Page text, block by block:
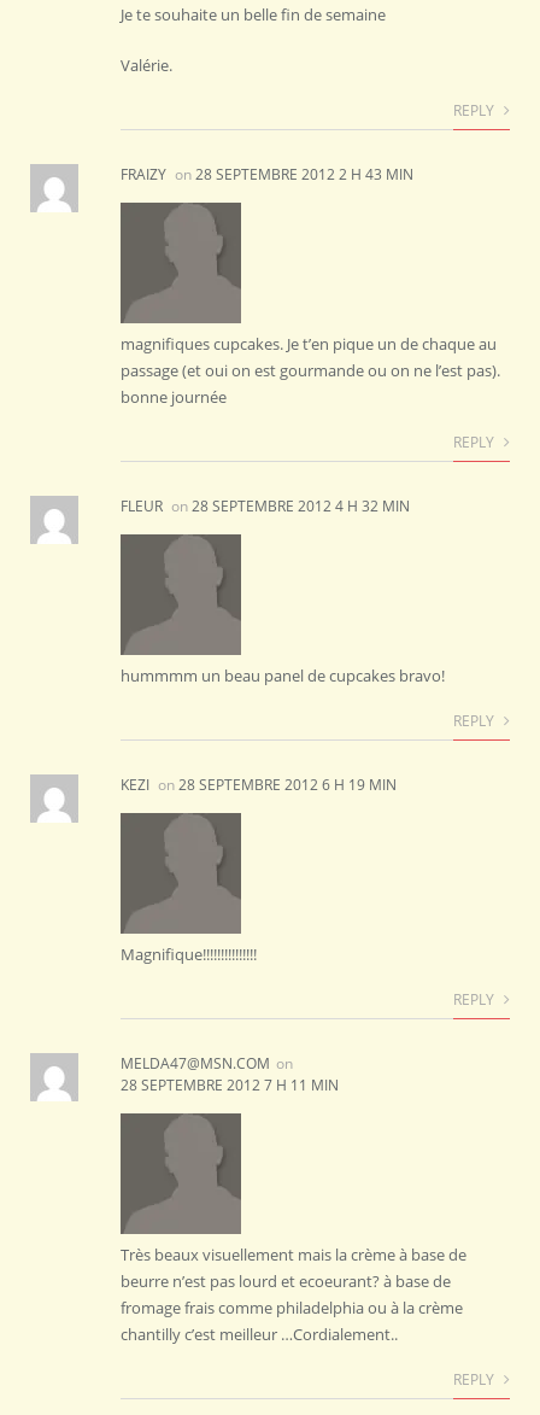
Je te souhaite un belle fin de semaine
Valérie.
REPLY
FRAIZY on28 SEPTEMBRE 2012 2 H 43 MIN
magnifiques cupcakes. Je t’en pique un de chaque au
passage (et oui on est gourmande ou on ne l’est pas).
bonne journée
REPLY
FLEUR on28 SEPTEMBRE 2012 4 H 32 MIN
hummmm un beau panel de cupcakes bravo!
REPLY
KEZI on28 SEPTEMBRE 2012 6 H 19 MIN
Magnifique!!!!!!!!!!!!!!!
REPLY
MELDA47@MSN.COM on
28 SEPTEMBRE 2012 7 H 11 MIN
Très beaux visuellement mais la crème à base de
beurre n’est pas lourd et ecoeurant? à base de
fromage frais comme philadelphia ou à la crème
chantilly c’est meilleur …Cordialement..
REPLY